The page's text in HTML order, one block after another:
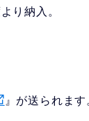
り納入。
』が送られます